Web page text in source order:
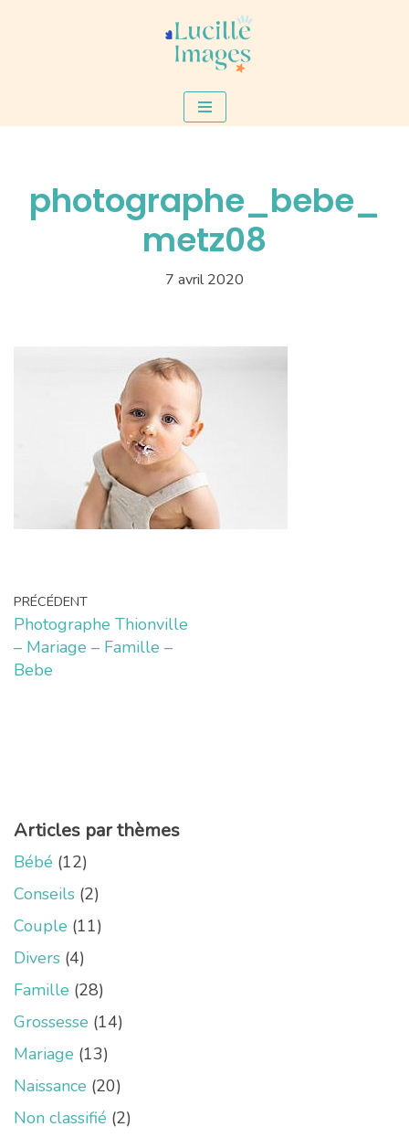
photographe_bebe_
metz08
7 avril 2020
PRÉCÉDENT
Photographe Thionville
– Mariage – Famille –
Bebe
Articles par thèmes
Bébé (12)
Conseils (2)
Couple (11)
Divers (4)
Famille (28)
Grossesse (14)
Mariage (13)
Naissance (20)
Non classifié (2)